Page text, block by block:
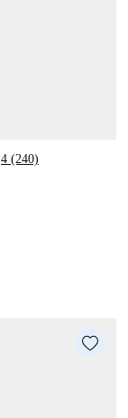
4 (240)